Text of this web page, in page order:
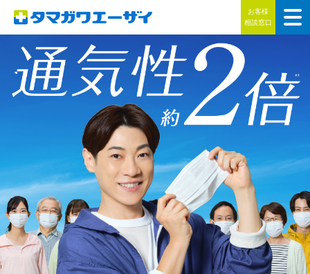
お客様
相談窓口